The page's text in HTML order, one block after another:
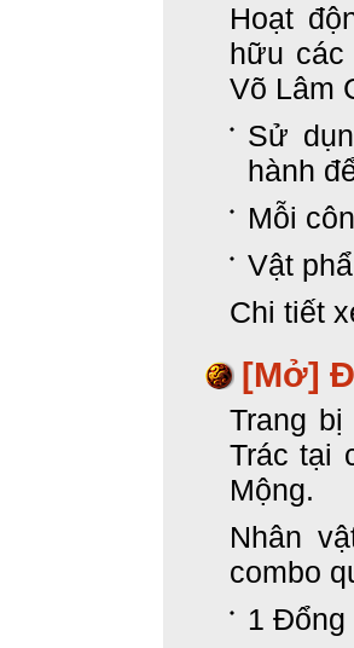
Hoạt
hữu
Võ Lâm
Sử
hành
Mỗi
Vật
Chi tiết
[Mở]
Trang
Trác tại
Mộng.
Nhân
combo
1 Đổng